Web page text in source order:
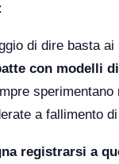
di dire basta
con modelli
a fallimento
registrarsi a